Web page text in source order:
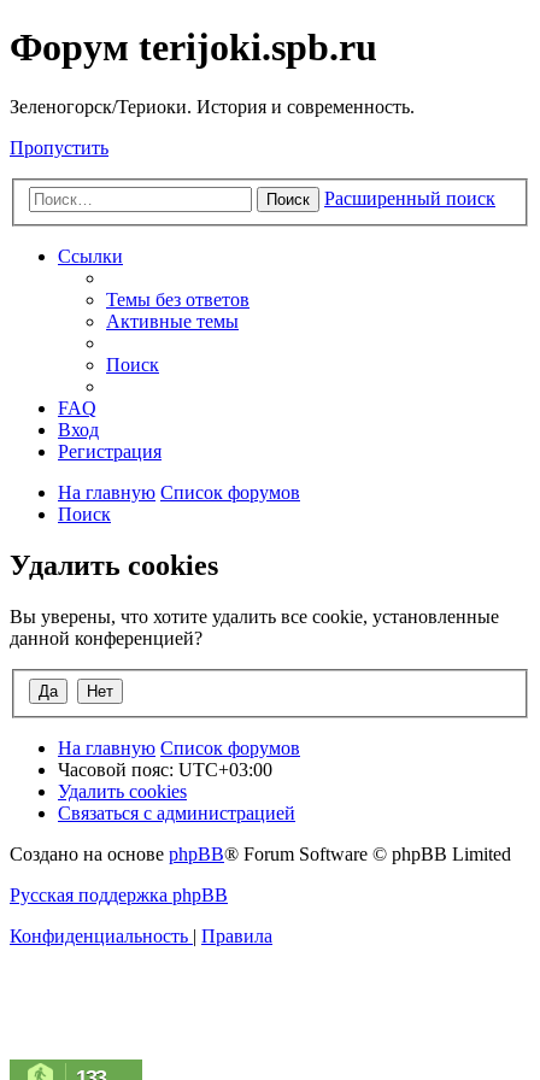
Форум terijoki.spb.ru
Зеленогорск/Териоки. История и современность.
Пропустить
Поиск Расширенный поиск
Ссылки
Темы без ответов
Активные темы
Поиск
FAQ
Вход
Регистрация
На главную Список форумов
Поиск
Удалить cookies
Вы уверены, что хотите удалить все cookie, установленные
данной конференцией?
На главную Список форумов
Часовой пояс: UTC+03:00
Удалить cookies
Связаться с администрацией
Создано на основе phpBB® Forum Software © phpBB Limited
Русская поддержка phpBB
Конфиденциальность | Правила